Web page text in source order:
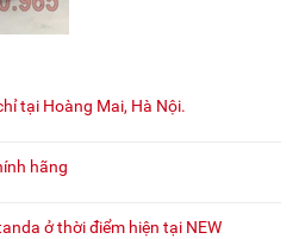
tại Hoàng Mai, Hà Nội.
hãng
ở thời điểm hiện tại NEW